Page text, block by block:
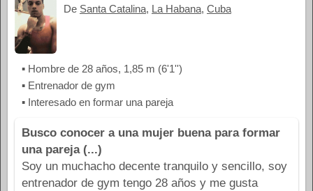
De Santa Catalina, La Habana, Cuba
▪ Hombre de 28 años, 1,85 m (6'1'')
▪ Entrenador de gym
▪ Interesado en formar una pareja
Busco conocer a una mujer buena para formar
una pareja (...)
Soy un muchacho decente tranquilo y sencillo, soy
entrenador de gym tengo 28 años y me gusta